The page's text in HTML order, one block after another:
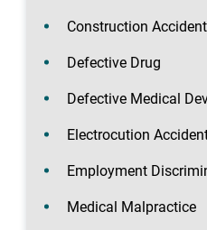
Construction
Defective Drug
Defective Medical
Electrocution
Employment
Medical Malpractice